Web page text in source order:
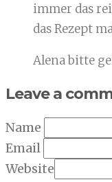
immer das
das Rezept
Alena bitte
Leave a
Name
Email
Website